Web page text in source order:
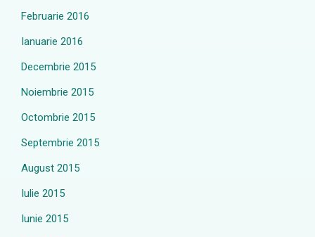
Februarie 2016
Ianuarie 2016
Decembrie 2015
Noiembrie 2015
Octombrie 2015
Septembrie 2015
August 2015
Iulie 2015
Iunie 2015